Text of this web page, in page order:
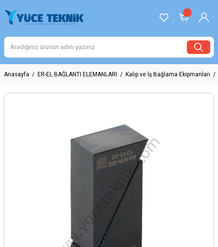
Anasayfa ER-EL BAĞLANTI ELEMANLARI Kalıp ve İş Bağlama Ekipmanları